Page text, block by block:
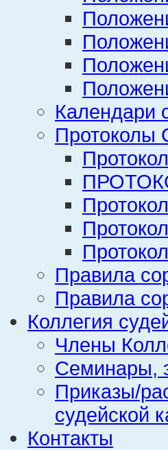
Календари
Протоколы
Правила
Правила
Коллегия
Члены
Семинары,
Приказы/
судейской
Контакты